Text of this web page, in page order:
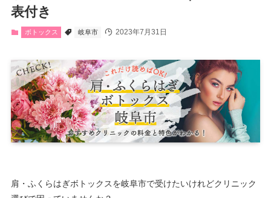
表付き
ボトックス 岐阜市 2023年7月31日
肩・ふくらはぎボトックスを岐阜市で受けたいけれどクリニック